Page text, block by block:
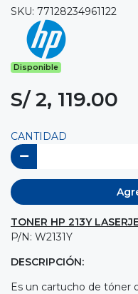
SKU: 77128234961122
Disponible
S/ 2, 119.00
CANTIDAD
TONER HP 213Y
P/N: W2131Y
DESCRIPCIÓN:
Es un cartucho de tóner